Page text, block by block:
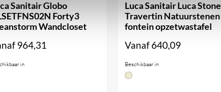
wijn. De afgeronde randen
handgreep beweegt u de
gebruikt u een universeel
Sanitair Globo
Forty3
Wandcloset
964,31
in
Luca Sanitair Luca Stone
Travertin Natuurstenen
fontein opzetwastafel
Vanaf640,09
Beschikbaar in